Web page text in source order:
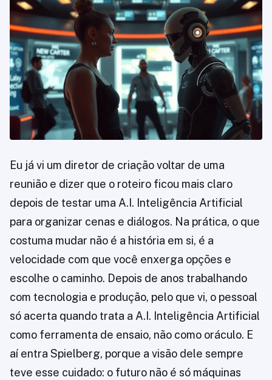
Eu já vi um diretor de criação voltar de uma
reunião e dizer que o roteiro ficou mais claro
depois de testar uma A.I. Inteligência Artificial
para organizar cenas e diálogos. Na prática, o que
costuma mudar não é a história em si, é a
velocidade com que você enxerga opções e
escolhe o caminho. Depois de anos trabalhando
com tecnologia e produção, pelo que vi, o pessoal
só acerta quando trata a A.I. Inteligência Artificial
como ferramenta de ensaio, não como oráculo. E
aí entra Spielberg, porque a visão dele sempre
teve esse cuidado: o futuro não é só máquinas